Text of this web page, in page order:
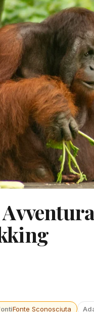
Fonte Sconosciuta